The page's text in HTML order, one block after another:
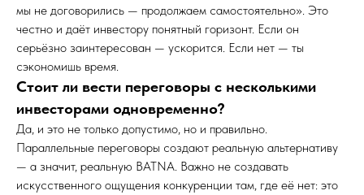
мы не договорились — продолжаем самостоятельно». Это
честно и даёт инвестору понятный горизонт. Если он
серьёзно заинтересован — ускорится. Если нет — ты
сэкономишь время.
Стоит ли вести переговоры с несколькими
инвесторами одновременно?
Да, и это не только допустимо, но и правильно.
Параллельные переговоры создают реальную альтернативу
— а значит, реальную BATNA. Важно не создавать
искусственного ощущения конкуренции там, где её нет: это